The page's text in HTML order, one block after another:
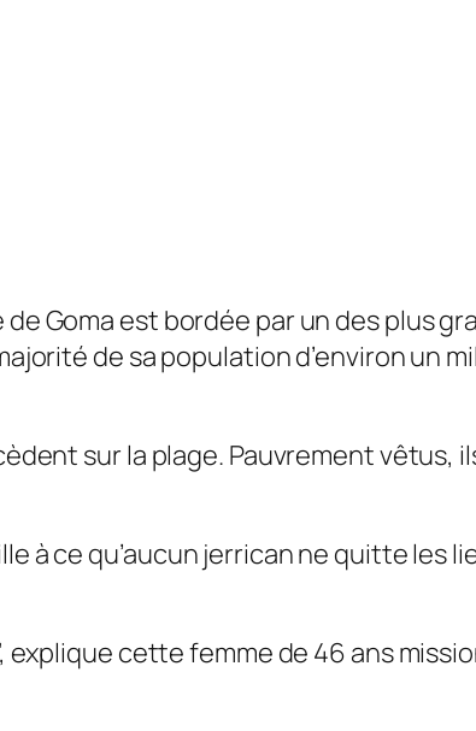
Goma est bordée par un des plus
de sa population d’environ un
sur la plage. Pauvrement vêtus,
à ce qu’aucun jerrican ne quitte les
cette femme de 46 ans